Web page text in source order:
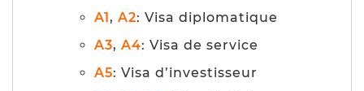
A1 , A2: Visa diplomatique
A3, A4: Visa de service
A5: Visa d’investisseur